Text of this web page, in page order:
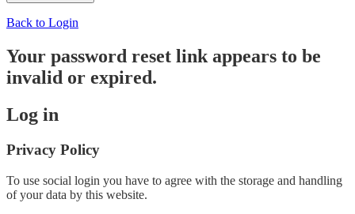
Back to Login
Your password reset link appears to be
invalid or expired.
Log in
Privacy Policy
To use social login you have to agree with the storage and handling
of your data by this website.